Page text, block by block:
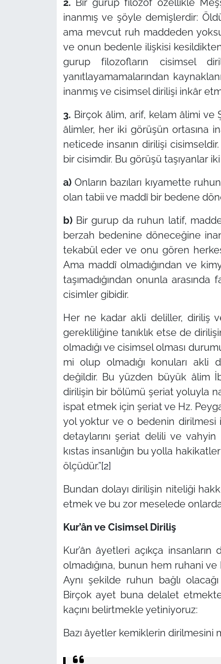
2. Bir gurup filozof özellikle
inanmış ve şöyle demişlerdir:
ama mevcut ruh maddeden
ve onun bedenle ilişkisi
gurup filozofların cisimsel
yanıtlayamamalarından
inanmış ve cisimsel dirilişi inkâr
3. Birçok âlim, arif, kelam âlimi ve
âlimler, her iki görüşün ortasına
neticede insanın dirilişi
bir cisimdir. Bu görüşü taşıyanlar iki
a) Onların bazıları kıyamette
olan tabii ve maddî bir bedene
b) Bir gurup da ruhun latif,
berzah bedenine döneceğine
tekabül eder ve onu gören
Ama maddî olmadığından ve
taşımadığından onunla
cisimler gibidir.
Her ne kadar akli deliller, diriliş
gerekliliğine tanıklık etse de
olmadığı ve cisimsel olması
mi olup olmadığı konuları
değildir. Bu yüzden büyük âlim
dirilişin bir bölümü şeriat yoluyla
ispat etmek için şeriat ve Hz.
yol yoktur ve o bedenin dirilmesi
detaylarını şeriat delili ve
kıstas insanlığın bu yolla
ölçüdür.”[2]
Bundan dolayı dirilişin niteliği
etmek ve bu zor meselede
Kur’ân ve Cisimsel Diriliş
Kur’ân âyetleri açıkça
olmadığına, bunun hem ruhani
Aynı şekilde ruhun bağlı
Birçok ayet buna delalet
kaçını belirtmekle yetiniyoruz:
Bazı âyetler kemiklerin dirilmesini